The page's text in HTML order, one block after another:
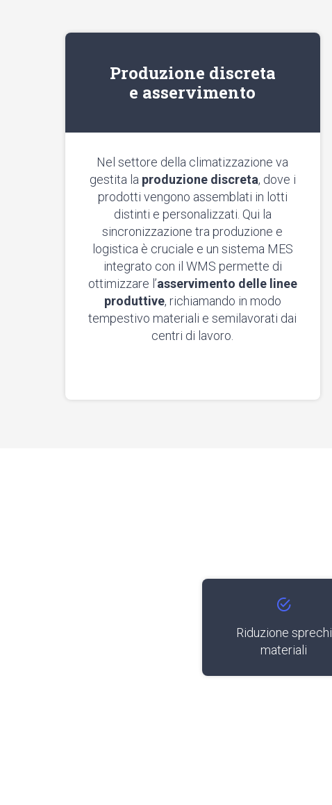
Produzione discreta
e asservimento
Nel settore della climatizzazione va
gestita la produzione discreta, dove i
prodotti vengono assemblati in lotti
distinti e personalizzati. Qui la
sincronizzazione tra produzione e
logistica è cruciale e un sistema MES
integrato con il WMS permette di
ottimizzare l’asservimento delle linee
produttive, richiamando in modo
tempestivo materiali e semilavorati dai
centri di lavoro.
Riduzione sprechi
materiali